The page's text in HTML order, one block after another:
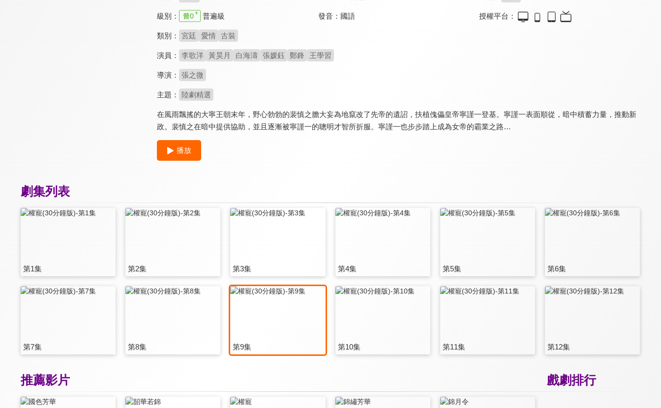
級別： 普遍級 發音： 國語 授權平台：
類別： 宮廷 愛情 古裝
演員： 李歌洋 黃昊月 白海濤 張媛鈺 鄭鋒 王學習
導演： 張之微
主題： 陸劇精選
在風雨飄搖的大寧王朝末年，野心勃勃的裴慎之膽大妄為地竄改了先帝的遺詔，扶植傀儡皇帝寧謹一登基。寧謹一表面順從，暗中積蓄力量，推動新
政。裴慎之在暗中提供協助，並且逐漸被寧謹一的聰明才智所折服。寧謹一也步步踏上成為女帝的霸業之路…
播放
劇集列表
第1集 第2集 第3集 第4集 第5集 第6集
第7集 第8集 第9集 第10集 第11集 第12集
戲劇排行
推薦影片